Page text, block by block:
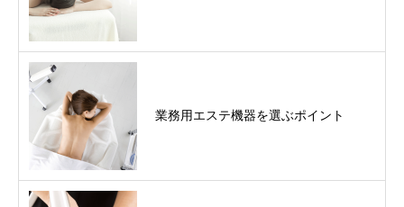
業務用エステ機器を選ぶポイント